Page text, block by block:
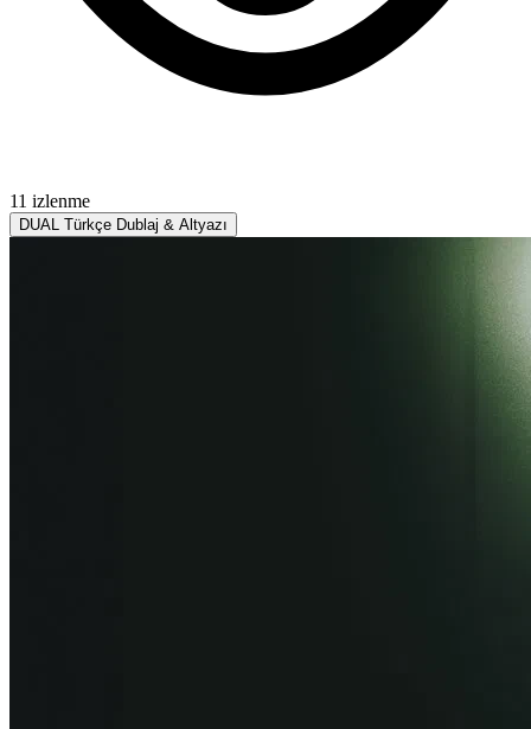
11 izlenme
DUAL Türkçe Dublaj & Altyazı